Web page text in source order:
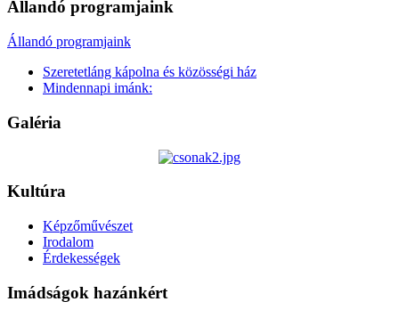
Állandó programjaink
Állandó programjaink
Szeretetláng kápolna és közösségi ház
Mindennapi imánk:
Galéria
Kultúra
Képzőművészet
Irodalom
Érdekességek
Imádságok hazánkért